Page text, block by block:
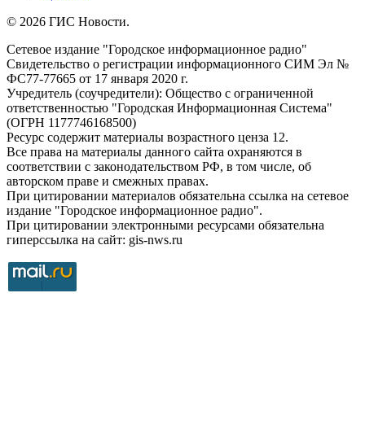
© 2026 ГИС Новости.
Сетевое издание "Городское информационное радио"
Свидетельство о регистрации информационного СИМ Эл №
ФС77-77665 от 17 января 2020 г.
Учредитель (соучредители): Общество с ограниченной
ответственностью "Городская Информационная Система"
(ОГРН 1177746168500)
Ресурс содержит материалы возрастного ценза 12.
Все права на материалы данного сайта охраняются в
соответствии с законодательством РФ, в том числе, об
авторском праве и смежных правах.
При цитировании материалов обязательна ссылка на сетевое
издание "Городское информационное радио".
При цитировании электронными ресурсами обязательна
гиперссылка на сайт: gis-nws.ru